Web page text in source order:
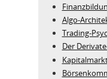
Trading-
Der